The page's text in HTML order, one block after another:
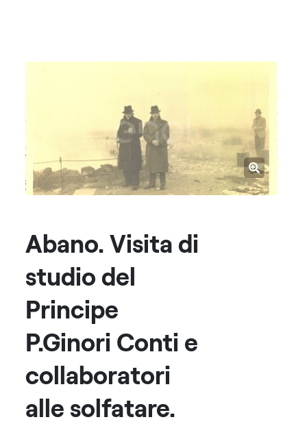
Abano. Visita di
studio del
Principe
P.Ginori Conti e
collaboratori
alle solfatare.